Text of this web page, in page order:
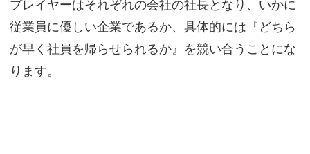
プレイヤーはそれぞれの会社の社長となり、いかに
従業員に優しい企業であるか、具体的には『どちら
が早く社員を帰らせられるか』を競い合うことにな
ります。